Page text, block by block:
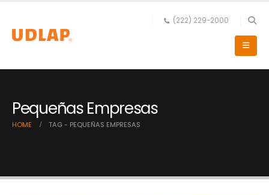
(222) 229-2000
Pequeñas Empresas
HOME TAG - PEQUEÑAS EMPRESAS